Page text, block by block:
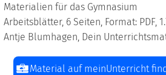
Materialien für das Gymnasium
Arbeitsblätter, 6 Seiten, Format: PDF,
Antje Blumhagen, Dein
Material auf meinUnterricht